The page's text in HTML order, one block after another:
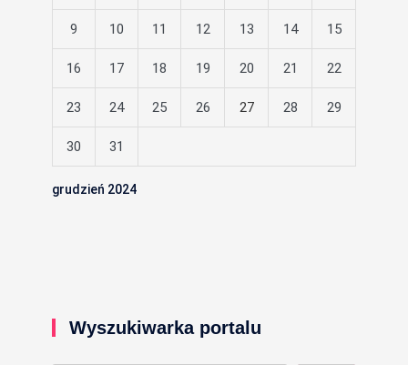
grudzień 2024
9 10 11 12 13 14 15
16 17 18 19 20 21 22
23 24 25 26 27 28 29
30 31
Wyszukiwarka portalu